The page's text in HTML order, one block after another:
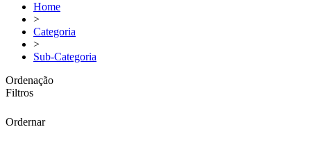
Home
>
Categoria
>
Sub-Categoria
Ordenação
Filtros
Ordernar